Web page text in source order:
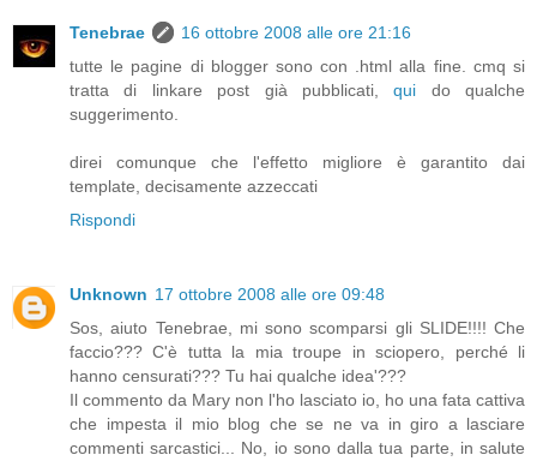
Tenebrae
16 ottobre 2008 alle ore 21:16
tutte le pagine di blogger sono con .html alla fine. cmq si
tratta di linkare post già pubblicati,qui do qualche
suggerimento.
direi comunque che l'effetto migliore è garantito dai
template, decisamente azzeccati
Rispondi
Unknown 17 ottobre 2008 alle ore 09:48
Sos, aiuto Tenebrae, mi sono scomparsi gli SLIDE!!!! Che
faccio??? C'è tutta la mia troupe in sciopero, perché li
hanno censurati??? Tu hai qualche idea'???
Il commento da Mary non l'ho lasciato io, ho una fata cattiva
che impesta il mio blog che se ne va in giro a lasciare
commenti sarcastici... No, io sono dalla tua parte, in salute